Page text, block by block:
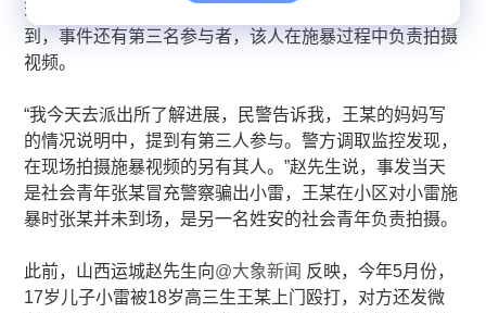
现场发现第三人# 15日，伤者家属赵先生从派出所了解
到，事件还有第三名参与者，该人在施暴过程中负责拍摄
视频。
“我今天去派出所了解进展，民警告诉我，王某的妈妈写
的情况说明中，提到有第三人参与。警方调取监控发现，
在现场拍摄施暴视频的另有其人。”赵先生说，事发当天
是社会青年张某冒充警察骗出小雷，王某在小区对小雷施
暴时张某并未到场，是另一名姓安的社会青年负责拍摄。
此前，山西运城赵先生向@大象新闻 反映，今年5月份，
17岁儿子小雷被18岁高三生王某上门殴打，对方还发微